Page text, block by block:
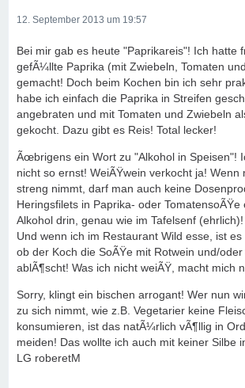
12. September 2013 um 19:57
Bei mir gab es heute "Paprikareis"! Ich hatte
gefÃ¼llte Paprika (mit Zwiebeln, Tomaten
gemacht! Doch beim Kochen bin ich sehr
habe ich einfach die Paprika in Streifen
angebraten und mit Tomaten und Zwiebeln
gekocht. Dazu gibt es Reis! Total lecker!
Ãœbrigens ein Wort zu "Alkohol in Speisen"!
nicht so ernst! WeiÃŸwein verkocht ja! Wenn
streng nimmt, darf man auch keine
Heringsfilets in Paprika- oder TomatensoÃŸe
Alkohol drin, genau wie im Tafelsenf (ehrlich)!
Und wenn ich im Restaurant Wild esse, ist es
ob der Koch die SoÃŸe mit Rotwein und/
ablÃ¶scht! Was ich nicht weiÃŸ, macht mich
Sorry, klingt ein bischen arrogant! Wer nun
zu sich nimmt, wie z.B. Vegetarier keine
konsumieren, ist das natÃ¼rlich vÃ¶llig in
meiden! Das wollte ich auch mit keiner Silbe
LG roberetM